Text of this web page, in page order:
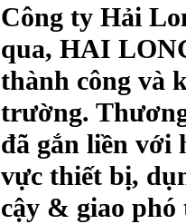
Công ty Hải
qua, HAI
thành công và
trường.
đã gắn liền với
vực thiết bị,
cậy & giao